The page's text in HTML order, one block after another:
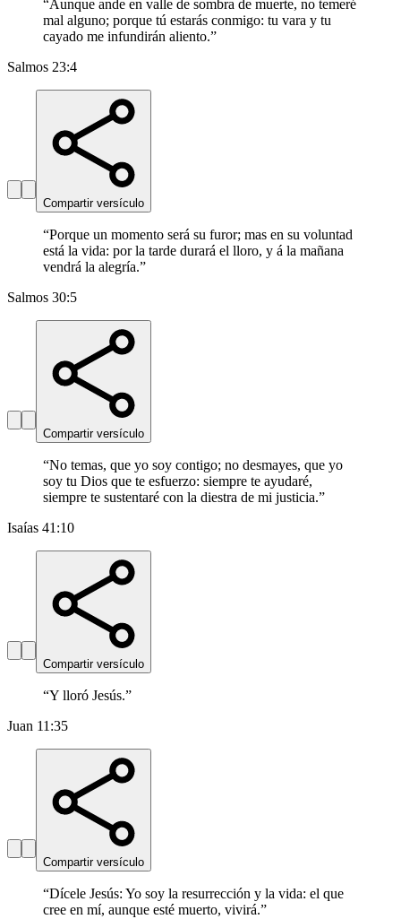
“Aunque ande en valle de sombra de muerte, no temeré
mal alguno; porque tú estarás conmigo: tu vara y tu
cayado me infundirán aliento.”
Salmos 23:4
Compartir versículo
“Porque un momento será su furor; mas en su voluntad
está la vida: por la tarde durará el lloro, y á la mañana
vendrá la alegría.”
Salmos 30:5
Compartir versículo
“No temas, que yo soy contigo; no desmayes, que yo
soy tu Dios que te esfuerzo: siempre te ayudaré,
siempre te sustentaré con la diestra de mi justicia.”
Isaías 41:10
Compartir versículo
“Y lloró Jesús.”
Juan 11:35
Compartir versículo
“Dícele Jesús: Yo soy la resurrección y la vida: el que
cree en mí, aunque esté muerto, vivirá.”